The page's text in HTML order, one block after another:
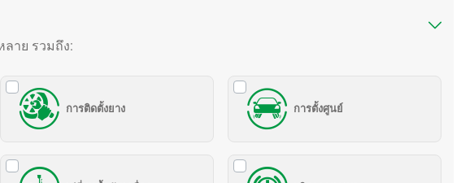
าย รวมถึง:
การติดตั้งยาง การตั้งศูนย์